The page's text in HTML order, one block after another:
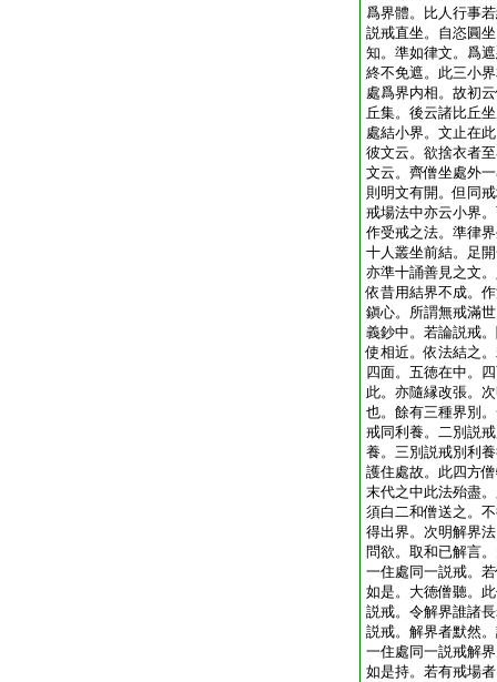
爲界體。比人行事
説戒直坐。自恣圓
知。準如律文。爲
終不免遮。此三小
處爲界内相。故初
丘集。後云諸比丘
處結小界。文止在
彼文云。欲捨衣者
文云。齊僧坐處外
則明文有開。但同
戒場法中亦云小界
作受戒之法。準律
十人叢坐前結。足
亦準十誦善見之文
依昔用結界不成。
鎭心。所謂無戒滿
義鈔中。若論説戒
使相近。依法結之
四面。五徳在中。
此。亦隨縁改張。
也。餘有三種界別
戒同利養。二別説
養。三別説戒別利
護住處故。此四方
末代之中此法殆盡
須白二和僧送之。
得出界。次明解界
問欲。取和已解言
一住處同一説戒。
如是。大徳僧聽。
説戒。令解界誰諸
説戒。解界者默然
一住處同一説戒解
如是持。若有戒場